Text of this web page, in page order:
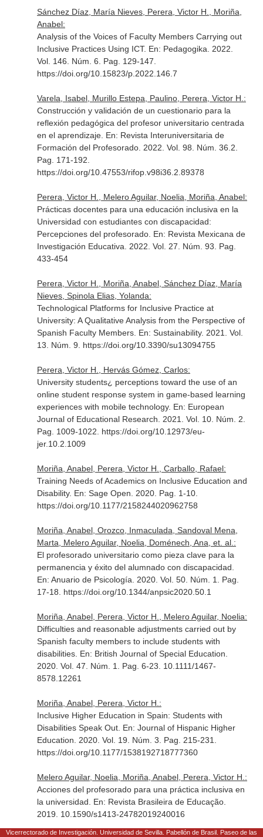
Sánchez Díaz, María Nieves, Perera, Victor H., Moriña,
Anabel:
Analysis of the Voices of Faculty Members Carrying out
Inclusive Practices Using ICT. En: Pedagogika . 2022.
Vol. 146. Núm. 6. Pag. 129-147.
https://doi.org/10.15823/p.2022.146.7
Varela, Isabel, Murillo Estepa, Paulino, Perera, Victor H.:
Construcción y validación de un cuestionario para la
reflexión pedagógica del profesor universitario centrada
en el aprendizaje. En: Revista Interuniversitaria de
Formación del Profesorado. 2022. Vol. 98. Núm. 36.2.
Pag. 171-192.
https://doi.org/10.47553/rifop.v98i36.2.89378
Perera, Victor H., Melero Aguilar, Noelia, Moriña, Anabel:
Prácticas docentes para una educación inclusiva en la
Universidad con estudiantes con discapacidad:
Percepciones del profesorado. En: Revista Mexicana de
Investigación Educativa . 2022. Vol. 27. Núm. 93. Pag.
433-454
Perera, Victor H., Moriña, Anabel, Sánchez Díaz, María
Nieves, Spinola Elias, Yolanda:
Technological Platforms for Inclusive Practice at
University: A Qualitative Analysis from the Perspective of
Spanish Faculty Members. En: Sustainability. 2021. Vol.
13. Núm. 9. https://doi.org/10.3390/su13094755
Perera, Victor H., Hervás Gómez, Carlos:
University students¿ perceptions toward the use of an
online student response system in game-based learning
experiences with mobile technology. En: European
Journal of Educational Research . 2021. Vol. 10. Núm. 2.
Pag. 1009-1022. https://doi.org/10.12973/eu-
jer.10.2.1009
Moriña, Anabel, Perera, Victor H., Carballo, Rafael:
Training Needs of Academics on Inclusive Education and
Disability. En: Sage Open . 2020. Pag. 1-10.
https://doi.org/10.1177/2158244020962758
Moriña, Anabel, Orozco, Inmaculada, Sandoval Mena,
Marta, Melero Aguilar, Noelia, Doménech, Ana, et. al.:
El profesorado universitario como pieza clave para la
permanencia y éxito del alumnado con discapacidad.
En: Anuario de Psicología . 2020. Vol. 50. Núm. 1. Pag.
17-18. https://doi.org/10.1344/anpsic2020.50.1
Moriña, Anabel, Perera, Victor H., Melero Aguilar, Noelia:
Difficulties and reasonable adjustments carried out by
Spanish faculty members to include students with
disabilities. En: British Journal of Special Education
2020. Vol. 47. Núm. 1. Pag. 6-23. 10.1111/1467-
8578.12261
Moriña, Anabel, Perera, Victor H.:
Inclusive Higher Education in Spain: Students with
Disabilities Speak Out. En: Journal of Hispanic Higher
Education . 2020. Vol. 19. Núm. 3. Pag. 215-231.
https://doi.org/10.1177/1538192718777360
Melero Aguilar, Noelia, Moriña, Anabel, Perera, Victor H.:
Acciones del profesorado para una práctica inclusiva en
la universidad. En: Revista Brasileira de Educação.
2019. 10.1590/s1413-24782019240016
Vicerrectorado de Investigación. Universidad de Sevilla. Pabellón de Brasil. Paseo de las